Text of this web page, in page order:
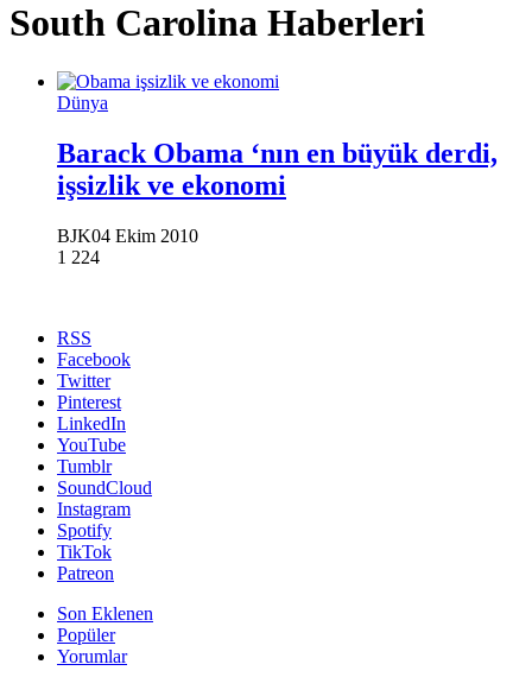
South Carolina Haberleri
Dünya
Barack Obama ‘nın en büyük derdi,
işsizlik ve ekonomi
BJK04 Ekim 2010
1 224
RSS
Facebook
Twitter
Pinterest
LinkedIn
YouTube
Tumblr
SoundCloud
Instagram
Spotify
TikTok
Patreon
Son Eklenen
Popüler
Yorumlar